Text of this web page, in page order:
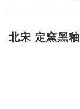
北宋 定窯黑